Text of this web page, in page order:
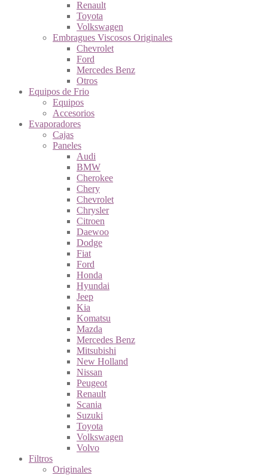
Renault
Toyota
Volkswagen
Embragues Viscosos Originales
Chevrolet
Ford
Mercedes Benz
Otros
Equipos de Frio
Equipos
Accesorios
Evaporadores
Cajas
Paneles
Audi
BMW
Cherokee
Chery
Chevrolet
Chrysler
Citroen
Daewoo
Dodge
Fiat
Ford
Honda
Hyundai
Jeep
Kia
Komatsu
Mazda
Mercedes Benz
Mitsubishi
New Holland
Nissan
Peugeot
Renault
Scania
Suzuki
Toyota
Volkswagen
Volvo
Filtros
Originales